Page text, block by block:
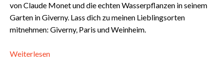
von Claude Monet und die echten Wasserpflanzen in seinem
Garten in Giverny. Lass dich zu meinen Lieblingsorten
mitnehmen: Giverny, Paris und Weinheim.
Weiterlesen